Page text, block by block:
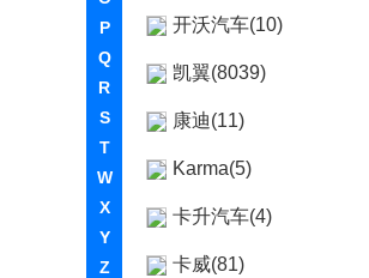
P
Q
R
S
T
W
X
Y
Z
开沃汽车(10)
凯翼(8039)
康迪(11)
Karma(5)
卡升汽车(4)
卡威(81)